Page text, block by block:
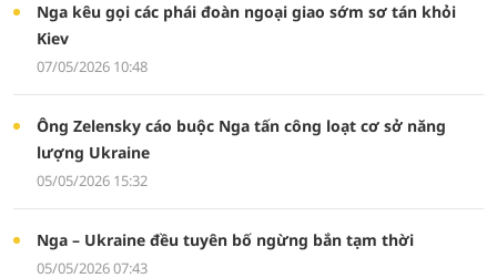
Nga kêu gọi các phái đoàn ngoại giao sớm sơ tán khỏi
Kiev
07/05/2026 10:48
Ông Zelensky cáo buộc Nga tấn công loạt cơ sở năng
lượng Ukraine
05/05/2026 15:32
Nga – Ukraine đều tuyên bố ngừng bắn tạm thời
05/05/2026 07:43